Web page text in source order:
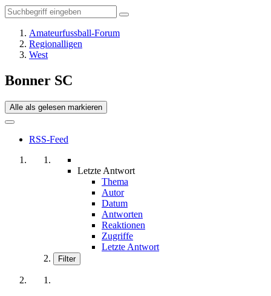
Amateurfussball-Forum
Regionalligen
West
Bonner SC
Alle als gelesen markieren
RSS-Feed
Letzte Antwort
Thema
Autor
Datum
Antworten
Reaktionen
Zugriffe
Letzte Antwort
Filter